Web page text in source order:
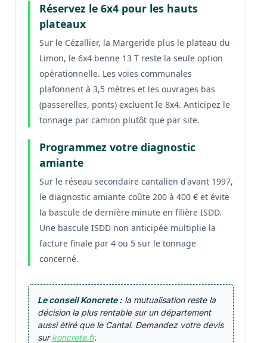
Réservez le 6x4 pour les hauts
plateaux
Sur le Cézallier, la Margeride plus le plateau du
Limon, le 6x4 benne 13 T reste la seule option
opérationnelle. Les voies communales
plafonnent à 3,5 mètres et les ouvrages bas
(passerelles, ponts) excluent le 8x4. Anticipez le
tonnage par camion plutôt que par site.
Programmez votre diagnostic
amiante
Sur le réseau secondaire cantalien d'avant 1997,
le diagnostic amiante coûte 200 à 400 € et évite
la bascule de dernière minute en filière ISDD.
Une bascule ISDD non anticipée multiplie la
facture finale par 4 ou 5 sur le tonnage
concerné.
Le conseil Koncrete :la mutualisation reste la
décision la plus rentable sur un département
aussi étiré que le Cantal. Demandez votre devis
surkoncrete.fr.